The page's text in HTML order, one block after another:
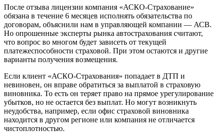
После отзыва лицензии компания «АСКО-Страхование»
обязана в течение 6 месяцев исполнять обязательства по
договорам, объяснили нам в управляющей компании — АСВ.
Но опрошенные эксперты рынка автострахования считают,
что вопрос во многом будет зависеть от текущей
платежеспособности страховой. При этом остаются и другие
варианты получения возмещения.
Если клиент «АСКО-Страхования» попадает в ДТП и
невиновен, он вправе обратиться за выплатой в страховую
виновника. То есть он теряет право на прямое урегулирование
убытков, но не остается без выплат. Но могут возникнуть
неудобства, например, если офис страховой виновника
находится в другом регионе или компания не отличается
чистоплотностью.